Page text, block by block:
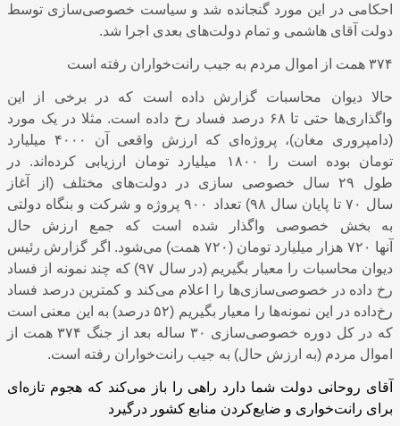
احکامی در این مورد گنجانده شد و سیاست خصوصی‌سازی توسط
دولت‌ آقای هاشمی و تمام دولت‌های بعدی اجرا شد.
۳۷۴ همت از اموال مردم به جیب رانت‌خواران رفته است
حالا دیوان محاسبات گزارش داده است که در برخی از این
واگذاری‌ها حتی تا ۶۸ درصد فساد رخ داده است. مثلا در یک مورد
(دامپروری مغان)، پروژه‌ای که ارزش واقعی آن
۴۰۰۰ میلیارد
تومان بوده است را
۱۸۰۰
میلیارد تومان ارزیابی کرده‌اند. در
طول ۲۹ سال خصوصی سازی در دولت‌های مختلف (از آغاز
سال ۷۰ تا پایان سال ۹۸) تعداد ۹۰۰پروژه و شرکت و بنگاه دولتی
به بخش خصوصی واگذار شده است که جمع ارزش حال
آنها ۷۲۰ هزار میلیارد تومان (۷۲۰ همت) می‌شود. اگر گزارش رئیس
دیوان محاسبات را معیار بگیریم (در سال ۹۷) که چند نمونه از فساد
رخ داده در خصوصی‌سازی‌ها را اعلام می‌کند و کمترین درصد فساد
رخ‌داده در این نمونه‌ها را معیار بگیریم (۵۲درصد) به این معنی است
که در کل دوره خصوصی‌سازی ۳۰ ساله بعد از جنگ ۳۷۴همت از
اموال مردم (به ارزش حال) به جیب رانت‌خواران رفته است.
آقای روحانی دولت شما دارد راهی را باز می‌کند که هجوم تازه‌ای
برای رانت‌خواری و ضایع‌کردن منابع کشور درگیرد